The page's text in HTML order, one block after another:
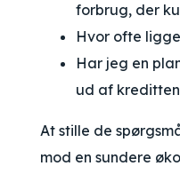
forbrug, der
Hvor ofte
Har jeg en
ud af
At stille de
mod en sundere